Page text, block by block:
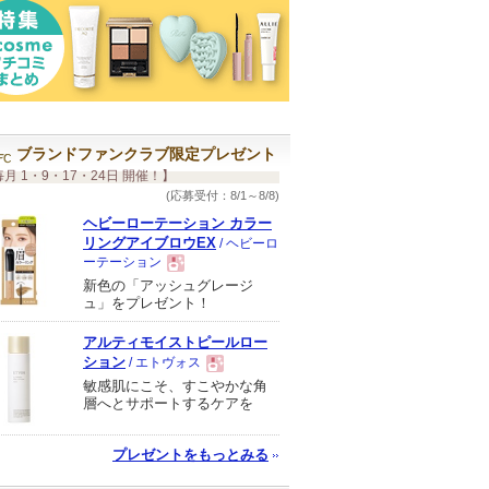
ブランドファンクラブ限定プレゼント
月 1・9・17・24日 開催！】
(応募受付：8/1～8/8)
ヘビーローテーション カラー
リングアイブロウEX / ヘビーロ
ーテーション
現
品
新色の「アッシュグレージ
ュ」をプレゼント！
アルティモイストピールロー
ション / エトヴォス
現
品
敏感肌にこそ、すこやかな角
層へとサポートするケアを
プレゼントをもっとみる